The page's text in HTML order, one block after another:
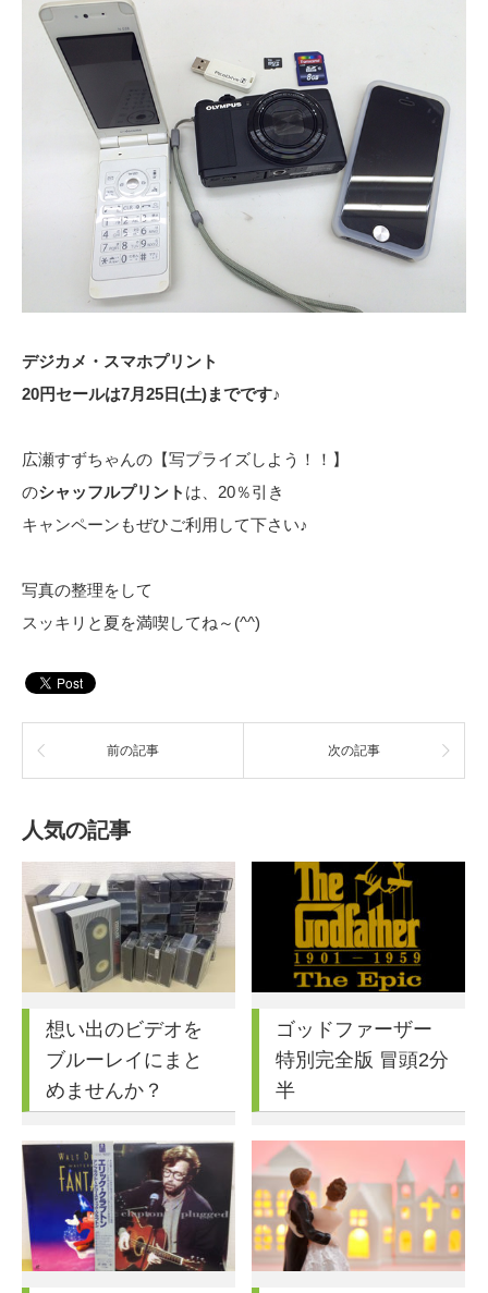
デジカメ・スマホプリント
20円セールは7月25日(土)までです♪
広瀬すずちゃんの【写プライズしよう！！】
のシャッフルプリント は、20％引き
キャンペーンもぜひご利用して下さい♪
写真の整理をして
スッキリと夏を満喫してね～(^^)
前の記事 次の記事
人気の記事
想い出のビデオを
ブルーレイにまと
めませんか？
ゴッドファーザー
特別完全版 冒頭2分
半